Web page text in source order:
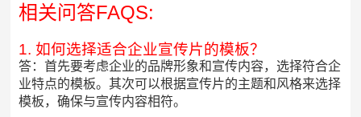
相关问答FAQS:
1. 如何选择适合企业宣传片的模板？
答：首先要考虑企业的品牌形象和宣传内容，选择符合企
业特点的模板。其次可以根据宣传片的主题和风格来选择
模板，确保与宣传内容相符。